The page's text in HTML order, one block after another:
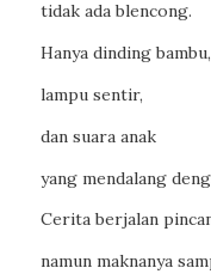
tidak ada blencong.
Hanya dinding bambu,
lampu sentir,
dan suara anak
yang mendalang
Cerita berjalan
namun maknanya